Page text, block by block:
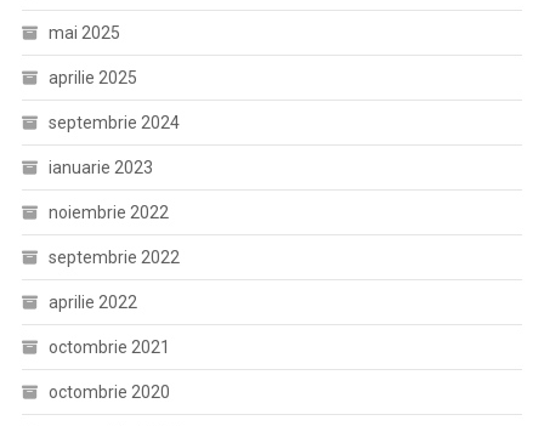
mai 2025
aprilie 2025
septembrie 2024
ianuarie 2023
noiembrie 2022
septembrie 2022
aprilie 2022
octombrie 2021
octombrie 2020